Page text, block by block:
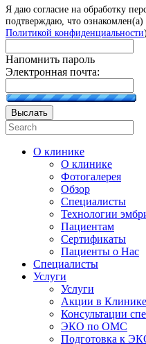
Я даю согласие на обработку
подтверждаю, что ознакомлен(а)
Политикой конфиденциальности)
Напомнить пароль
Электронная почта:
Выслать
О клинике
О клинике
Фотогалерея
Обзор
Специалисты
Технологии
Пациентам
Сертификаты
Пациенты о Нас
Специалисты
Услуги
Услуги
Акции в
Консультации
ЭКО по ОМС
Подготовка к